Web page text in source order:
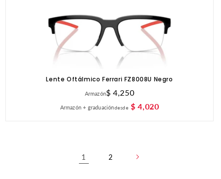
Lente Oftálmico Ferrari FZ8008U Negro
ArmazónPrecio
habitual
$ 4,250
Armazón + graduacióndesde $ 4,020
1 2